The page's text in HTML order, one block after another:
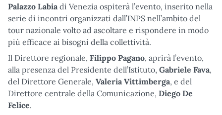
Palazzo Labia di Venezia ospiterà l’evento, inserito nella
serie di incontri organizzati dall’INPS nell’ambito del
tour nazionale volto ad ascoltare e rispondere in modo
più efficace ai bisogni della collettività.
Il Direttore regionale, Filippo Pagano, aprirà l’evento,
alla presenza del Presidente dell’Istituto, Gabriele Fava,
del Direttore Generale, Valeria Vittimberga, e del
Direttore centrale della Comunicazione, Diego De
Felice.